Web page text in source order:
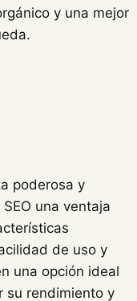
y una mejor
poderosa y
una ventaja
de uso y
una opción ideal
su rendimiento y